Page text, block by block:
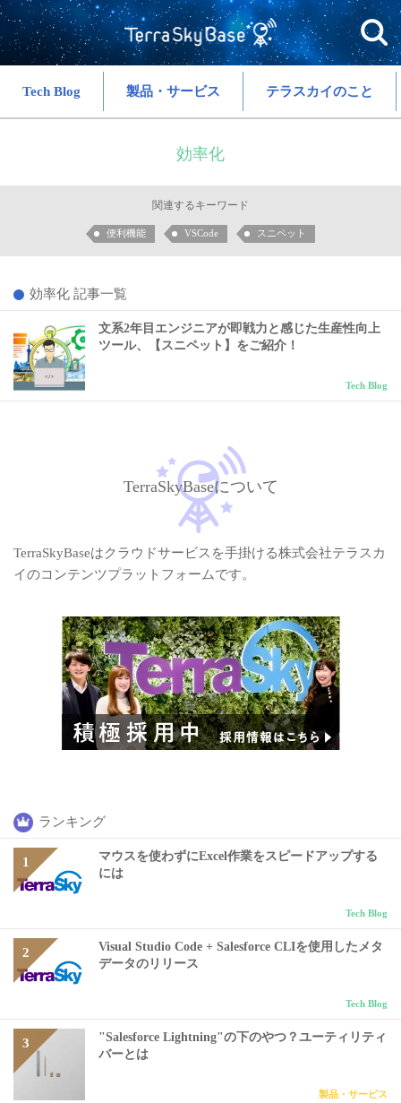
Tech Blog 製品・サービス テラスカイのこと
効率化
関連するキーワード
便利機能 VSCode スニペット
効率化 記事一覧
文系2年目エンジニアが即戦力と感じた生産性向上
ツール、【スニペット】をご紹介！
Tech Blog
TerraSkyBaseについて
TerraSkyBaseはクラウドサービスを手掛ける株式会社テラスカ
イのコンテンツプラットフォームです。
ランキング
マウスを使わずにExcel作業をスピードアップする
には
Tech Blog
Visual Studio Code + Salesforce CLIを使用したメタ
データのリリース
Tech Blog
"Salesforce Lightning"の下のやつ？ユーティリティ
バーとは
製品・サービス